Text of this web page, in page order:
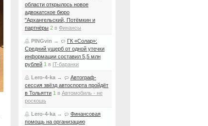
области открылось новое
адвокатское бюро
"Архангельский, Потёмкин и
партнёры 2 в Финансы
PINGvin →
ГК «Солар»:
Средний ущерб от одной утечки
информации составил 5,5 млн
рублей 1 в IT-баранки
Lero-4-ka →
Автограф-
сессия звёзд автоспорта пройдёт
в Тольятти 1 в Автомобиль - не
роскошь
Lero-4-ka →
Финансовая
помощь на организацию